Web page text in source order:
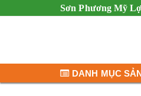
Sơn Phương Mỹ
DANH MỤC